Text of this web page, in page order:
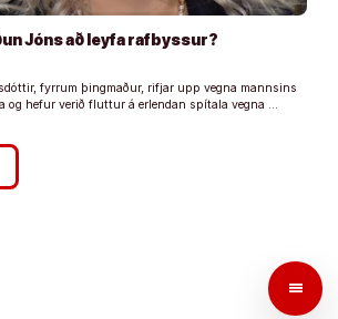
menu
Jóns að leyfa rafbyssur?
fyrrum þingmaður, rifjar upp vegna mannsins
og hefur verið fluttur á erlendan spítala vegna …